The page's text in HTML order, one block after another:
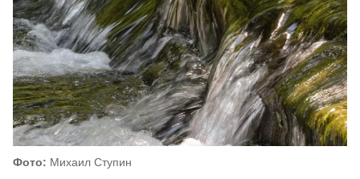
Фото: Михаил Ступин